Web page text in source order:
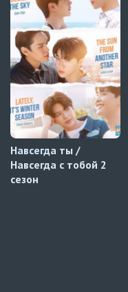
Лживые губы
6 серия
Украинские субтитры
Навечно влюблённые
AniMaunt
Навсегда ты /
Навсегда с тобой 2
сезон